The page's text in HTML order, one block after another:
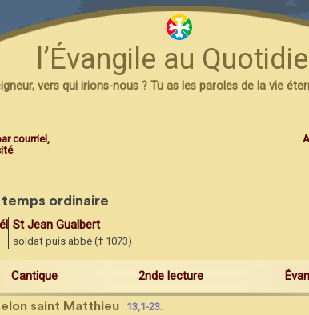
l’Évangile au
vers qui irions-nous ? Tu as les paroles de la vie
courriel,
ordinaire
Guérin († 1877)
St Jean Gualbert
soldat puis abbé († 1073)
Cantique 2nde lecture
blé.
aux Romains 8,18-23.
de commune mesure entre les souffrances du
impatience la révélation des fils de Dieu.
de la dégradation, pour connaître la liberté
tout entière gémit, elle passe par les douleurs d’un
en nous-mêmes, nous gémissons ; nous avons
et la rédemption de notre corps.
saint Matthieu 13,1-23.